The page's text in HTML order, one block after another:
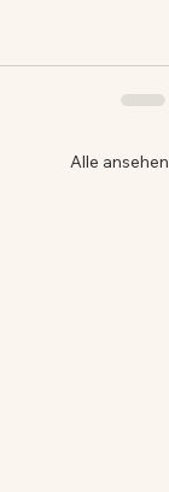
Alle ansehen